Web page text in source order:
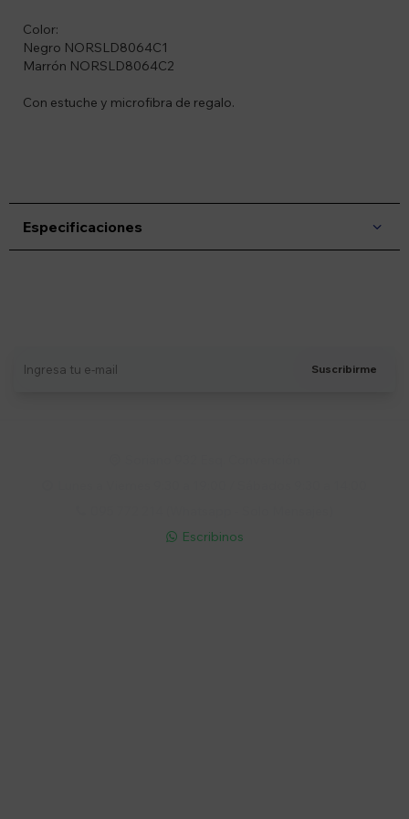
Color:
Negro NORSLD8064C1
Marrón NORSLD8064C2
Con estuche y microfibra de regalo.
Especificaciones
Suscribirme
 Escribinos